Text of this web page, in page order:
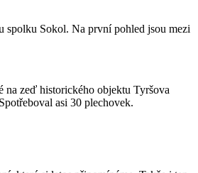
spolku Sokol. Na první pohled jsou mezi
na zeď historického objektu Tyršova
asi 30 plechovek.